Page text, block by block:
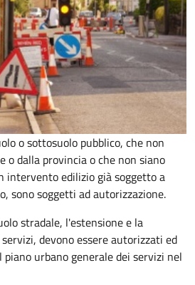
o sottosuolo pubblico, che non
o dalla provincia o che non siano
intervento edilizio già soggetto a
sono soggetti adautorizzazione.
stradale, l'estensione e la
devono essere autorizzati ed
urbano generale dei servizi nel